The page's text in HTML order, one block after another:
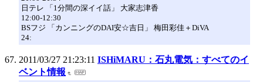
日テレ 「1分間の深イイ話」 大家志津香
12:00-12:30
BSフジ 「カンニングのDAI安☆吉日」 梅田彩佳＋DiVA
24:
2011/03/27 21:23:11 ISHiMARU：石丸電気：すべてのイ
ベント情報